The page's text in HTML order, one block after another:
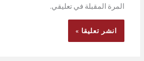
المرة المقبلة في تعليقي.